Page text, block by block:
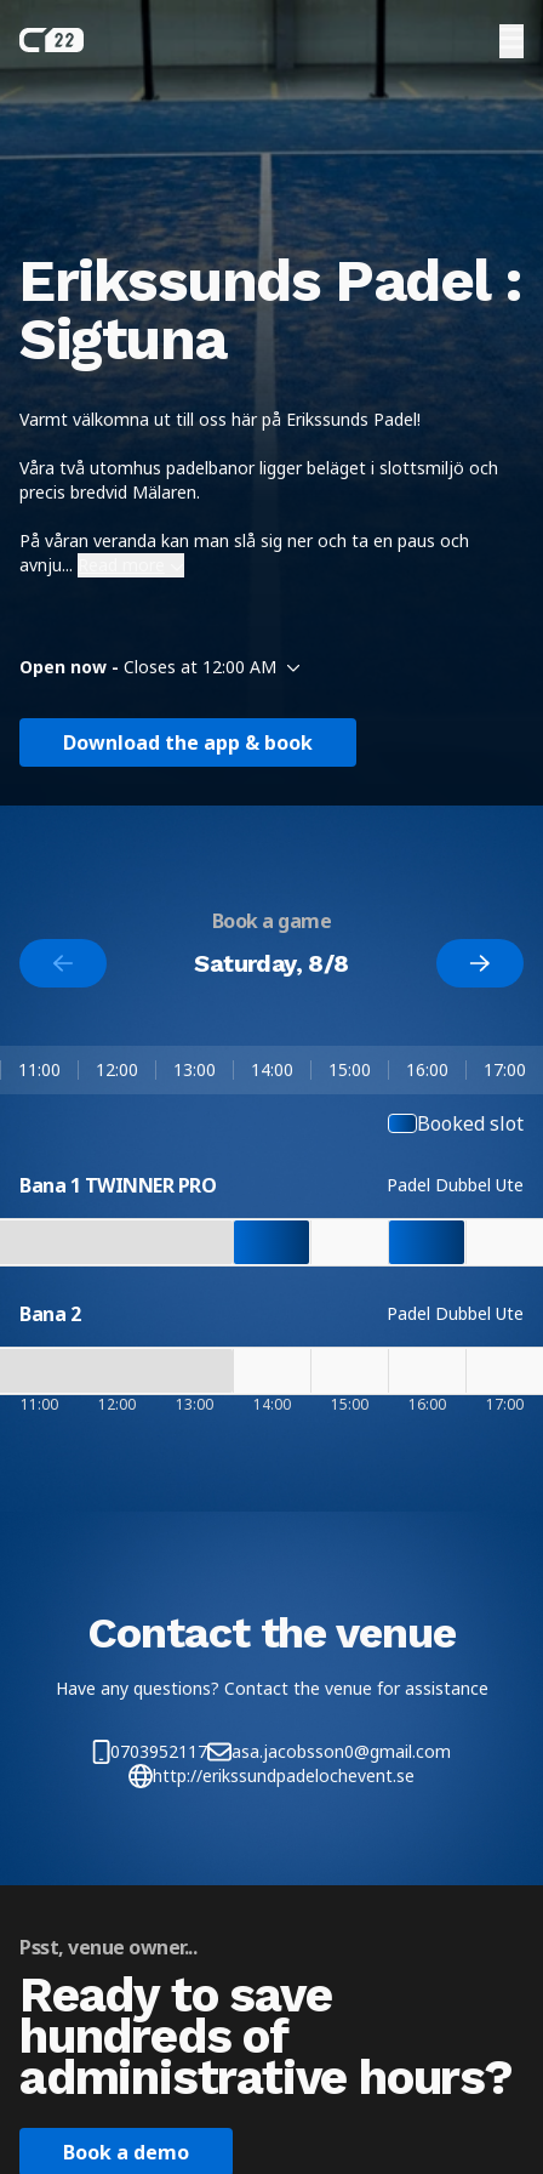
Erikssunds Padel :
Sigtuna
Varmt välkomna ut till oss här på Erikssunds Padel!
Våra två utomhus padelbanor ligger beläget i slottsmiljö och
precis bredvid Mälaren.
På våran veranda kan man slå sig ner och ta en paus och
avnju...
Open now - Closes at 12:00 AM
Download the app & book
Book a game
Saturday, 8/8
11:00 12:00 13:00 14:00 15:00 16:00 17:00
Booked slot
Bana 1 TWINNER PRO Padel Dubbel Ute
Bana 2 Padel Dubbel Ute
11:00 12:00 13:00 14:00 15:00 16:00 17:00
Contact the venue
Have any questions? Contact the venue for assistance
0703952117
asa.jacobsson0@gmail.com
http://erikssundpadelochevent.se
Psst, venue owner...
Ready to save
hundreds of
administrative hours?
Book a demo